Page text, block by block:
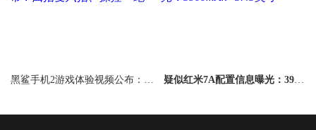
黑鲨手机2游戏体验视频公布：四
疑似红米7A配置信息曝光：3900